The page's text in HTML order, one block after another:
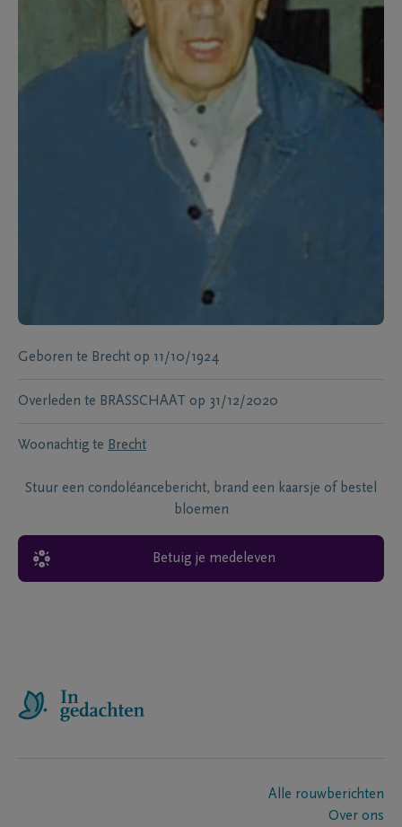
Geboren te Brecht op 11/10/1924
Overleden te BRASSCHAAT op 31/12/2020
Woonachtig te Brecht
Stuur een condoléancebericht, brand een kaarsje of bestel
bloemen
Betuig je medeleven
Alle rouwberichten
Over ons